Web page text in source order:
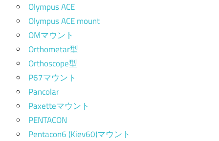
Olympus ACE
Olympus ACE mount
OMマウント
Orthometar型
Orthoscope型
P67マウント
Pancolar
Paxetteマウント
PENTACON
Pentacon6 (Kiev60)マウント